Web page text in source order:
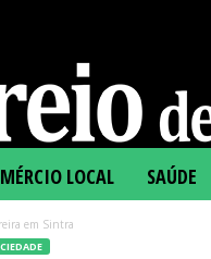
LOCAL SAÚDE
em Sintra